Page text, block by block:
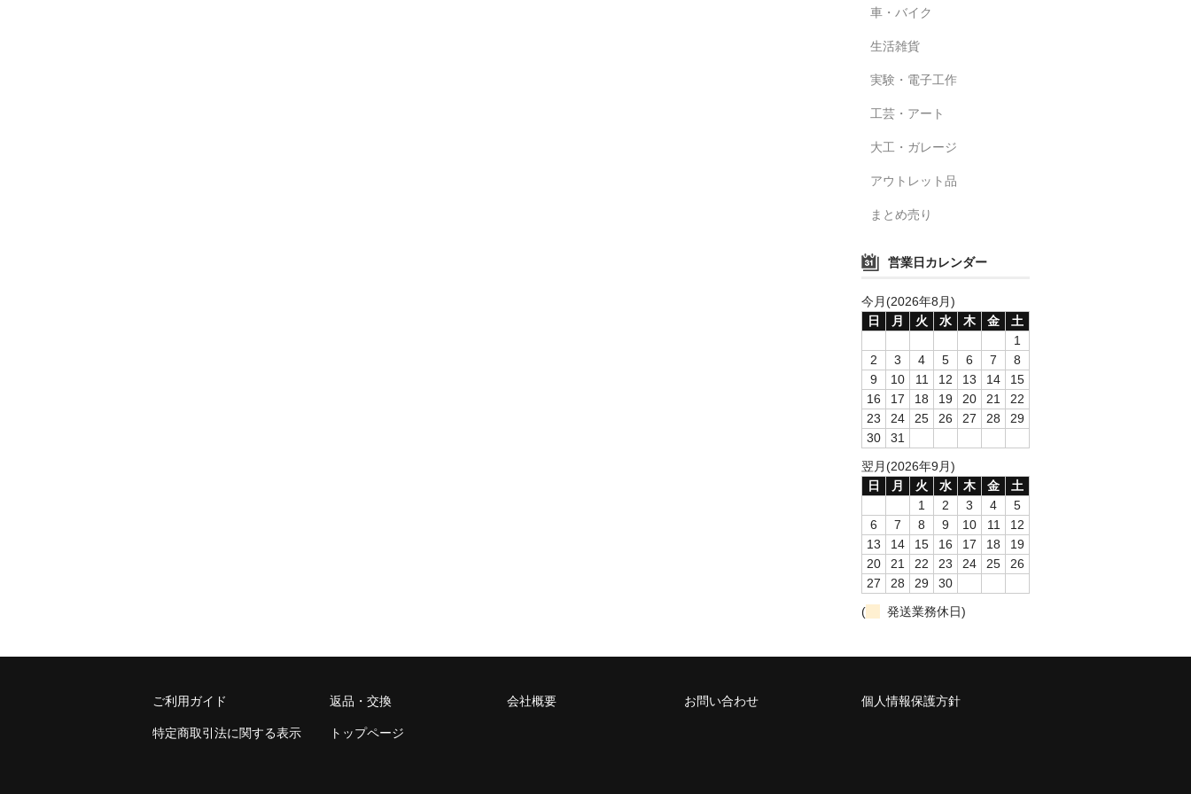
車・バイク
生活雑貨
実験・電子工作
工芸・アート
大工・ガレージ
アウトレット品
まとめ売り
営業日カレンダー
今月(2026年8月)
日
月 火 水 木 金
土
1
2
3 4 5 6 7
8
9
10 11 12 13 14
15
16
17 18 19 20 21
22
23
24 25 26 27 28
29
30
31
翌月(2026年9月)
日
月 火 水 木 金
土
1
2 3 4
5
6
7 8 9 10 11
12
13
14 15 16 17 18
19
20
21 22 23 24 25
26
27
28 29
30
(
発送業務休日)
ご利用ガイド 返品・交換 会社概要 お問い合わせ 個人情報保護方針
特定商取引法に関する表示 トップページ